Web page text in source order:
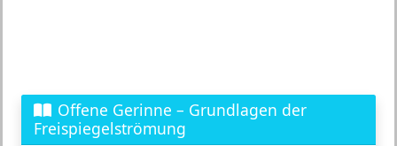
Offene Gerinne – Grundlagen der
Freispiegelströmung